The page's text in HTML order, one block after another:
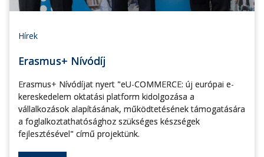
Hírek
Erasmus+ Nívódíj
Erasmus+ Nívódíjat nyert "eU-COMMERCE: új európai e-
kereskedelem oktatási platform kidolgozása a
vállalkozások alapításának, működtetésének támogatására
a foglalkoztathatósághoz szükséges készségek
fejlesztésével" című projektünk.